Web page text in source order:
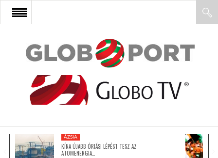
FŐOLDAL
AFRIKA
ÁZSIA
ÁZSIA
KÍNA ÚJABB ÓRIÁSI LÉPÉST TESZ AZ
ATOMENERGIA…